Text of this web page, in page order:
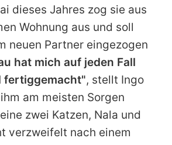
dieses Jahres zog sie aus
Wohnung aus und soll
neuen Partner eingezogen
hat mich auf jeden Fall
fertiggemacht", stellt Ingo
am meisten Sorgen
zwei Katzen, Nala und
verzweifelt nach einem